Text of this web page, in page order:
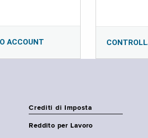
ACCOUNT
Crediti di Imposta
Reddito per Lavoro